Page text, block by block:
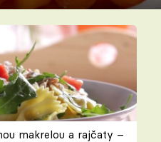
makrelou a rajčaty –